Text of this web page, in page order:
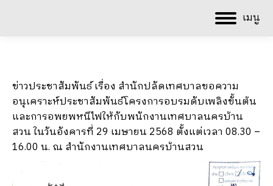
เมนู
ข่าวประชาสัมพันธ์ เรื่อง สำนักปลัดเทศบาลขอความ
อนุเคราะห์ประชาสัมพันธ์โครงการอบรมดับเพลิงขั้นต้น
และการอพยพหนีไฟให้กับพนักงานเทศบาลนครบ้าน
สวน ในวันอังคารที่ 29 เมษายน 2568 ตั้งแต่เวลา 08.30 –
16.00 น. ณ สำนักงานเทศบาลนครบ้านสวน